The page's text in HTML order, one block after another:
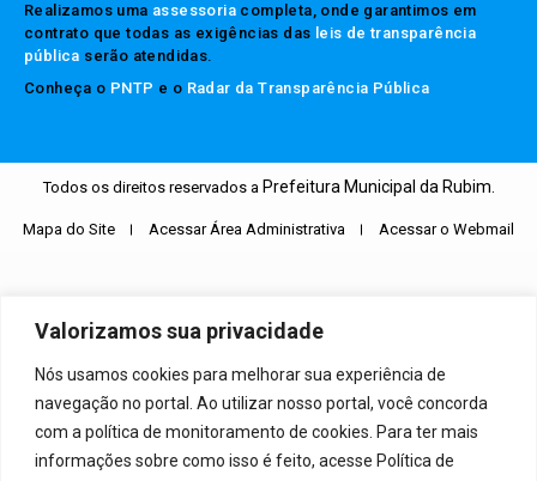
Valorizamos sua privacidade
Nós usamos cookies para melhorar sua experiência de
navegação no portal. Ao utilizar nosso portal, você concorda
com a política de monitoramento de cookies. Para ter mais
informações sobre como isso é feito, acesse Política de
Realizamos uma assessoria completa, onde garantimos em
contrato que todas as exigências das leis de transparência
pública serão atendidas.
Conheça o PNTP e o Radar da Transparência Pública
Todos os direitos reservados a Prefeitura Municipal da Rubim.
Mapa do Site Acessar Área Administrativa Acessar o Webmail